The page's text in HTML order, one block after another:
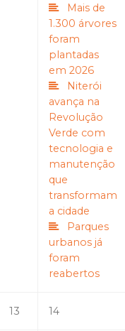
Mais de
1.300 árvores
foram
plantadas
em 2026
Niterói
avança na
Revolução
Verde com
tecnologia e
manutenção
que
transformam
a cidade
Parques
urbanos já
foram
reabertos
13 14